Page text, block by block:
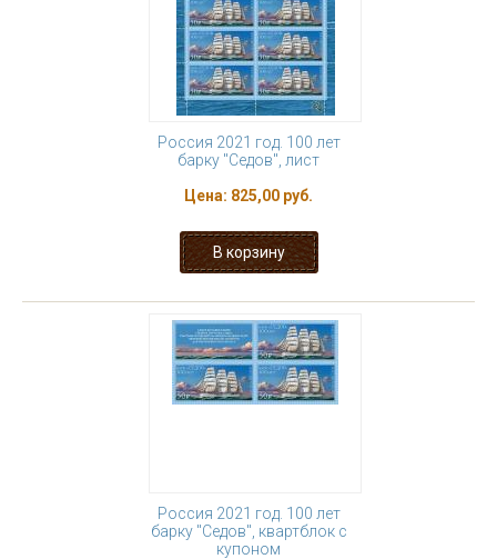
Россия 2021 год. 100 лет
барку "Седов", лист
Цена: 825,00 руб.
Россия 2021 год. 100 лет
барку "Седов", квартблок с
купоном